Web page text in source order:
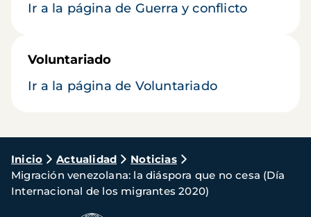
Ir a la página de Guerra y conflicto
Voluntariado
Ir a la página de Voluntariado
Ruta
de
navegación
Inicio Actualidad
Noticias
Migración venezolana: la diáspora que no cesa (Día
Internacional de los migrantes 2020)